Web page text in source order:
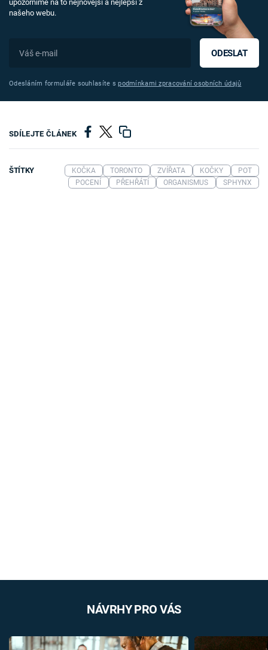
upozorníme na to nejnovější a nejlepší z
našeho webu.
ODESLAT
Odesláním formuláře souhlasíte spodmínkami zpracování osobních údajů
SDÍLEJTE ČLÁNEK
ŠTÍTKY KOČKA TORONTO ZVÍŘATA KOČKY
POT
POCENÍ
PŘEHŘÁTÍ ORGANISMUS SPHYNX
NÁVRHY PRO VÁS